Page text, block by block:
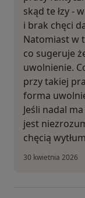
skąd te łzy -
i brak chęci
Natomiast w
co sugeruje
uwolnienie.
przy takiej
forma
Jeśli nadal
jest
chęcią
30 kwietnia 2026